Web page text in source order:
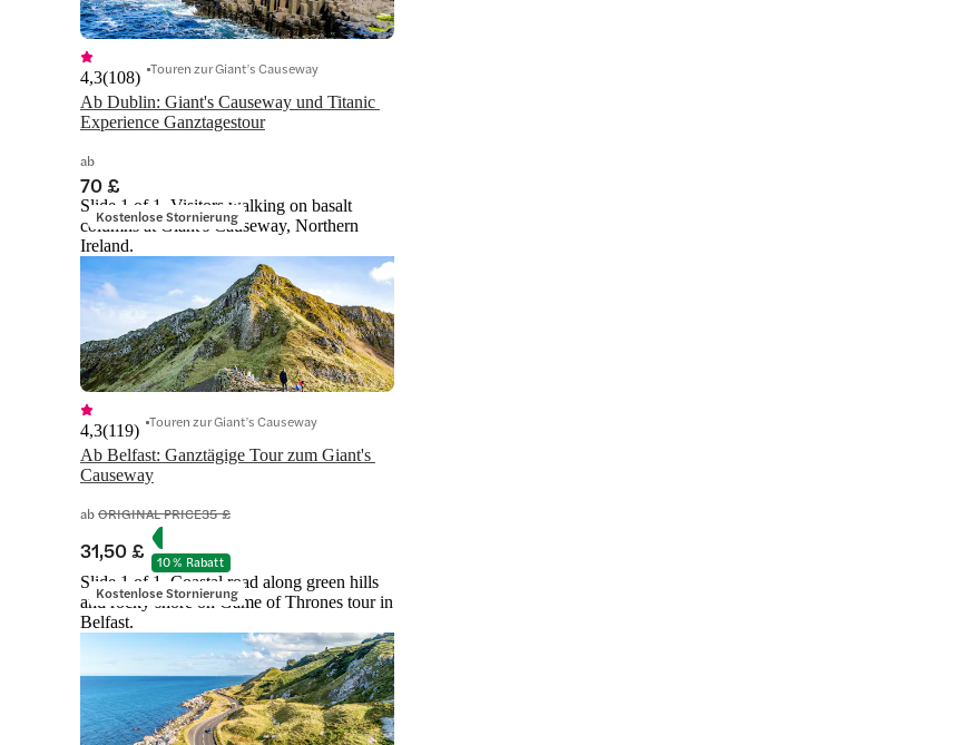
Ab Dublin: Giant's Causeway und Titanic
Experience Ganztagestour
4,3(108) Touren zur Giant’s Causeway
ab
70 £
Kostenlose Stornierung
Slide 1 of 1, Visitors walking on basalt
columns at Giant's Causeway, Northern
Ireland.
Ab Belfast: Ganztägige Tour zum Giant's
Causeway
4,3(119) Touren zur Giant’s Causeway
abORIGINAL PRICE35 £
31,50 £ 10 % Rabatt
Kostenlose Stornierung
Slide 1 of 1, Coastal road along green hills
and rocky shore on Game of Thrones tour in
Belfast.